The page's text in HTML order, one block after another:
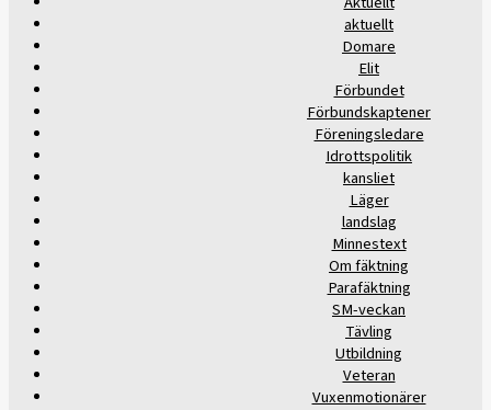
aktuellt
Domare
Elit
Förbundet
Förbundskaptener
Föreningsledare
Idrottspolitik
kansliet
Läger
landslag
Minnestext
Om fäktning
Parafäktning
SM-veckan
Tävling
Utbildning
Veteran
Vuxenmotionärer